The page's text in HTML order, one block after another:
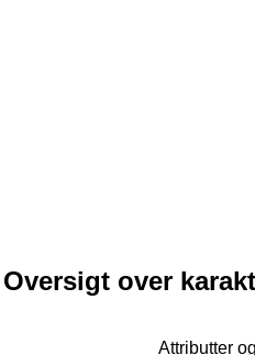
Oversigt over
Attributter